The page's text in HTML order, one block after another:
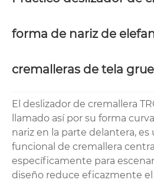
forma de nariz de
cremalleras de tela
El deslizador de cremallera
llamado así por su forma
nariz en la parte delantera,
funcional de cremallera
específicamente para
diseño reduce eficazmente